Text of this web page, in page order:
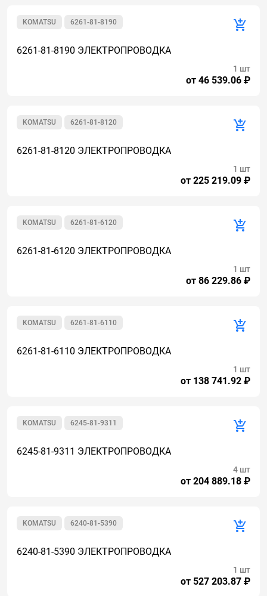
6261-81-8190
KOMATSU
6261-81-8190 ЭЛЕКТРОПРОВОДКА
от 46 539.06 ₽
1 шт
6261-81-8120
KOMATSU
6261-81-8120 ЭЛЕКТРОПРОВОДКА
от 225 219.09 ₽
1 шт
6261-81-6120
KOMATSU
6261-81-6120 ЭЛЕКТРОПРОВОДКА
от 86 229.86 ₽
1 шт
6261-81-6110
KOMATSU
6261-81-6110 ЭЛЕКТРОПРОВОДКА
от 138 741.92 ₽
1 шт
6245-81-9311
KOMATSU
6245-81-9311 ЭЛЕКТРОПРОВОДКА
от 204 889.18 ₽
4 шт
6240-81-5390
KOMATSU
6240-81-5390 ЭЛЕКТРОПРОВОДКА
от 527 203.87 ₽
1 шт